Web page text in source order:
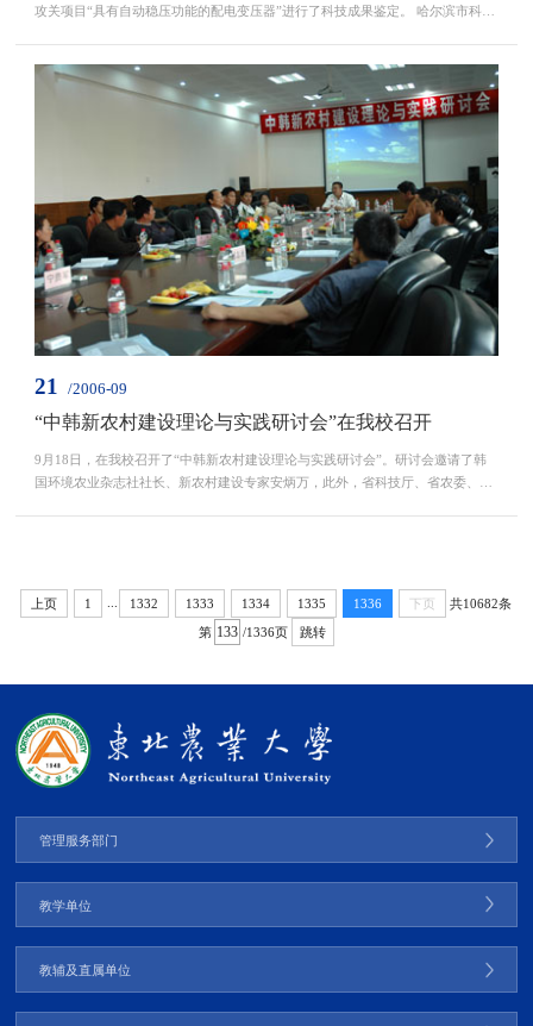
攻关项目“具有自动稳压功能的配电变压器”进行了科技成果鉴定。 哈尔滨市科技
21 /2006-09
“中韩新农村建设理论与实践研讨会”在我校召开
9月18日，在我校召开了“中韩新农村建设理论与实践研讨会”。研讨会邀请了韩
国环境农业杂志社社长、新农村建设专家安炳万，此外，省科技厅、省农委、省
上页 1 1332 1333 1334 1335 1336 下页
共10682条
第
/1336页 跳转
管理服务部门
教学单位
教辅及直属单位